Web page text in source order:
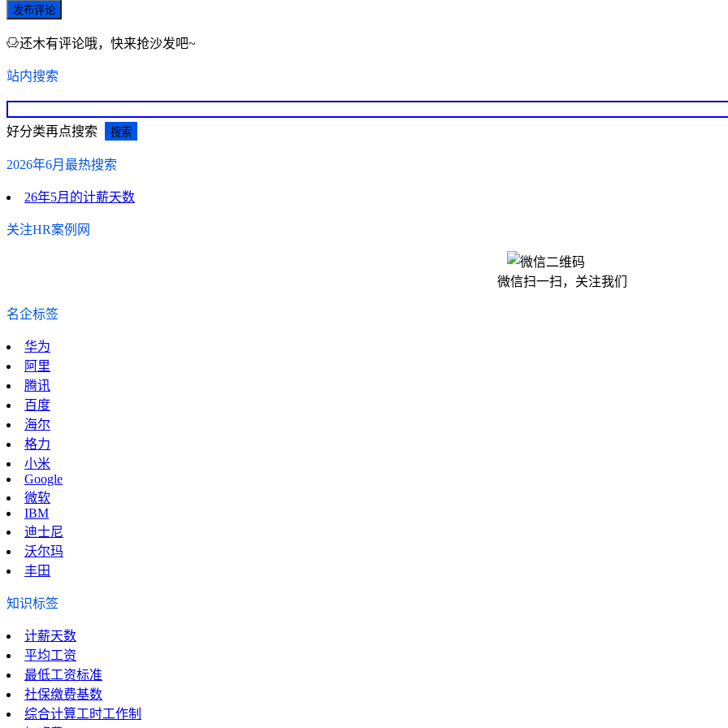
发布评论
还木有评论哦，快来抢沙发吧~
站内搜索
好分类再点搜索
2026年6月最热搜索
26年5月的计薪天数
关注HR案例网
微信扫一扫，关注我们
名企标签
华为
阿里
腾讯
百度
海尔
格力
小米
Google
微软
IBM
迪士尼
沃尔玛
丰田
知识标签
计薪天数
平均工资
最低工资标准
社保缴费基数
综合计算工时工作制